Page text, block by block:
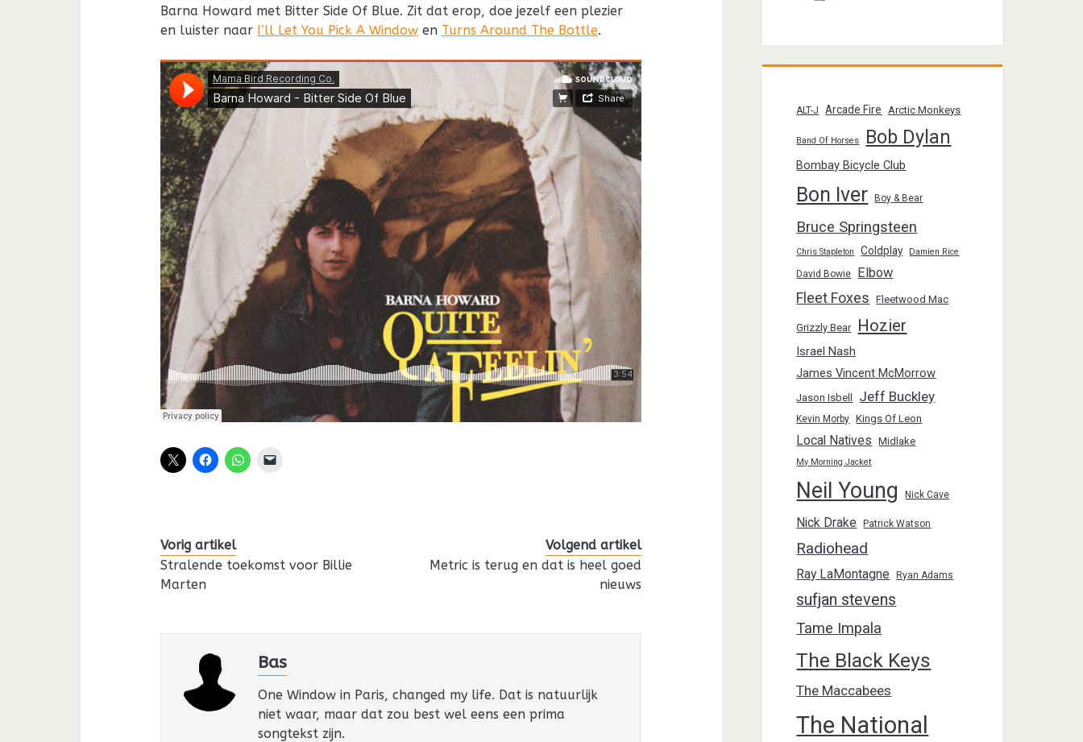
Barna Howard met Bitter Side Of Blue. Zit dat erop, doe jezelf een plezier
en luister naar I’ll Let You Pick A Window en Turns Around The Bottle.
Vorig artikel
Stralende toekomst voor Billie
Marten
Volgend artikel
Metric is terug en dat is heel goed
nieuws
Bas
One Window in Paris, changed my life. Dat is natuurlijk
niet waar, maar dat zou best wel eens een prima
songtekst zijn.
ALT-J Arcade Fire Arctic Monkeys
Band Of Horses Bob Dylan
Bombay Bicycle Club
Bon Iver Boy & Bear
Bruce Springsteen
Chris Stapleton Coldplay Damien Rice
David Bowie Elbow
Fleet Foxes Fleetwood Mac
Grizzly Bear Hozier
Israel Nash
James Vincent McMorrow
Jason Isbell Jeff Buckley
Kevin Morby Kings Of Leon
Local Natives Midlake
My Morning Jacket
Neil Young Nick Cave
Nick Drake Patrick Watson
Radiohead
Ray LaMontagne Ryan Adams
sufjan stevens
Tame Impala
The Black Keys
The Maccabees
The National